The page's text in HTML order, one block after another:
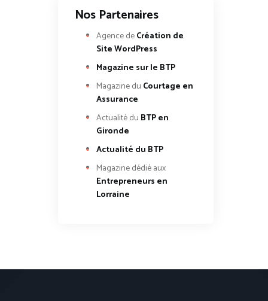
Nos Partenaires
Agence deCréation de
Site WordPress
Magazine sur le BTP
Magazine du Courtage en
Assurance
Actualité du BTP en
Gironde
Actualité du BTP
Magazine dédié aux
Entrepreneurs en
Lorraine